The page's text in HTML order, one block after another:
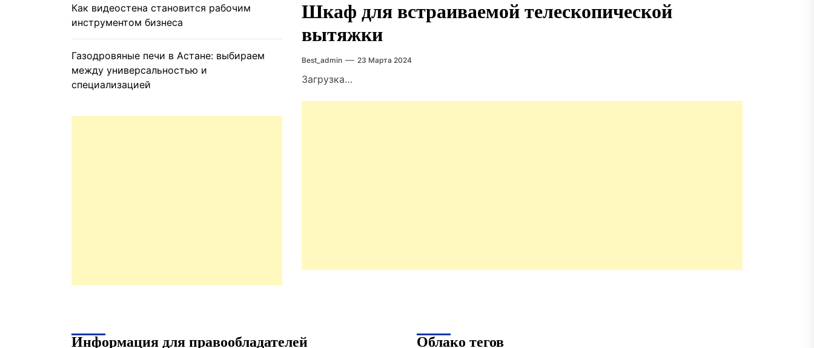
Шкаф для встраиваемой телескопической
вытяжки
Best_admin 23 Марта 2024
Загрузка…
Как видеостена становится рабочим
инструментом бизнеса
Газодровяные печи в Астане: выбираем
между универсальностью и
специализацией
Информация для правообладателей Облако тегов